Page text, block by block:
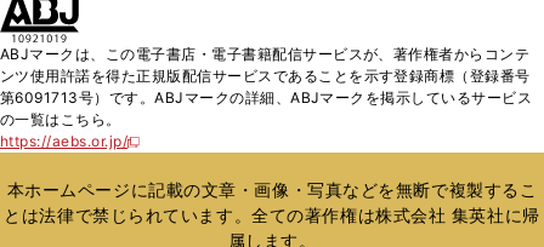
く
ド
ウ
で
ィ
ン
ド
開
く
ABJマークは、この電子書店・電子書籍配信サービスが、著作権者からコンテ
ンツ使用許諾を得た正規版配信サービスであることを示す登録商標（登録番号
第6091713号）です。ABJマークの詳細、ABJマークを掲示しているサービス
の一覧はこちら。
https://aebs.or.jp/
新
い
ウ
ィ
本ホームページに記載の文章・画像・写真などを無断で複製するこ
とは法律で禁じられています。全ての著作権は株式会社 集英社に帰
属します。